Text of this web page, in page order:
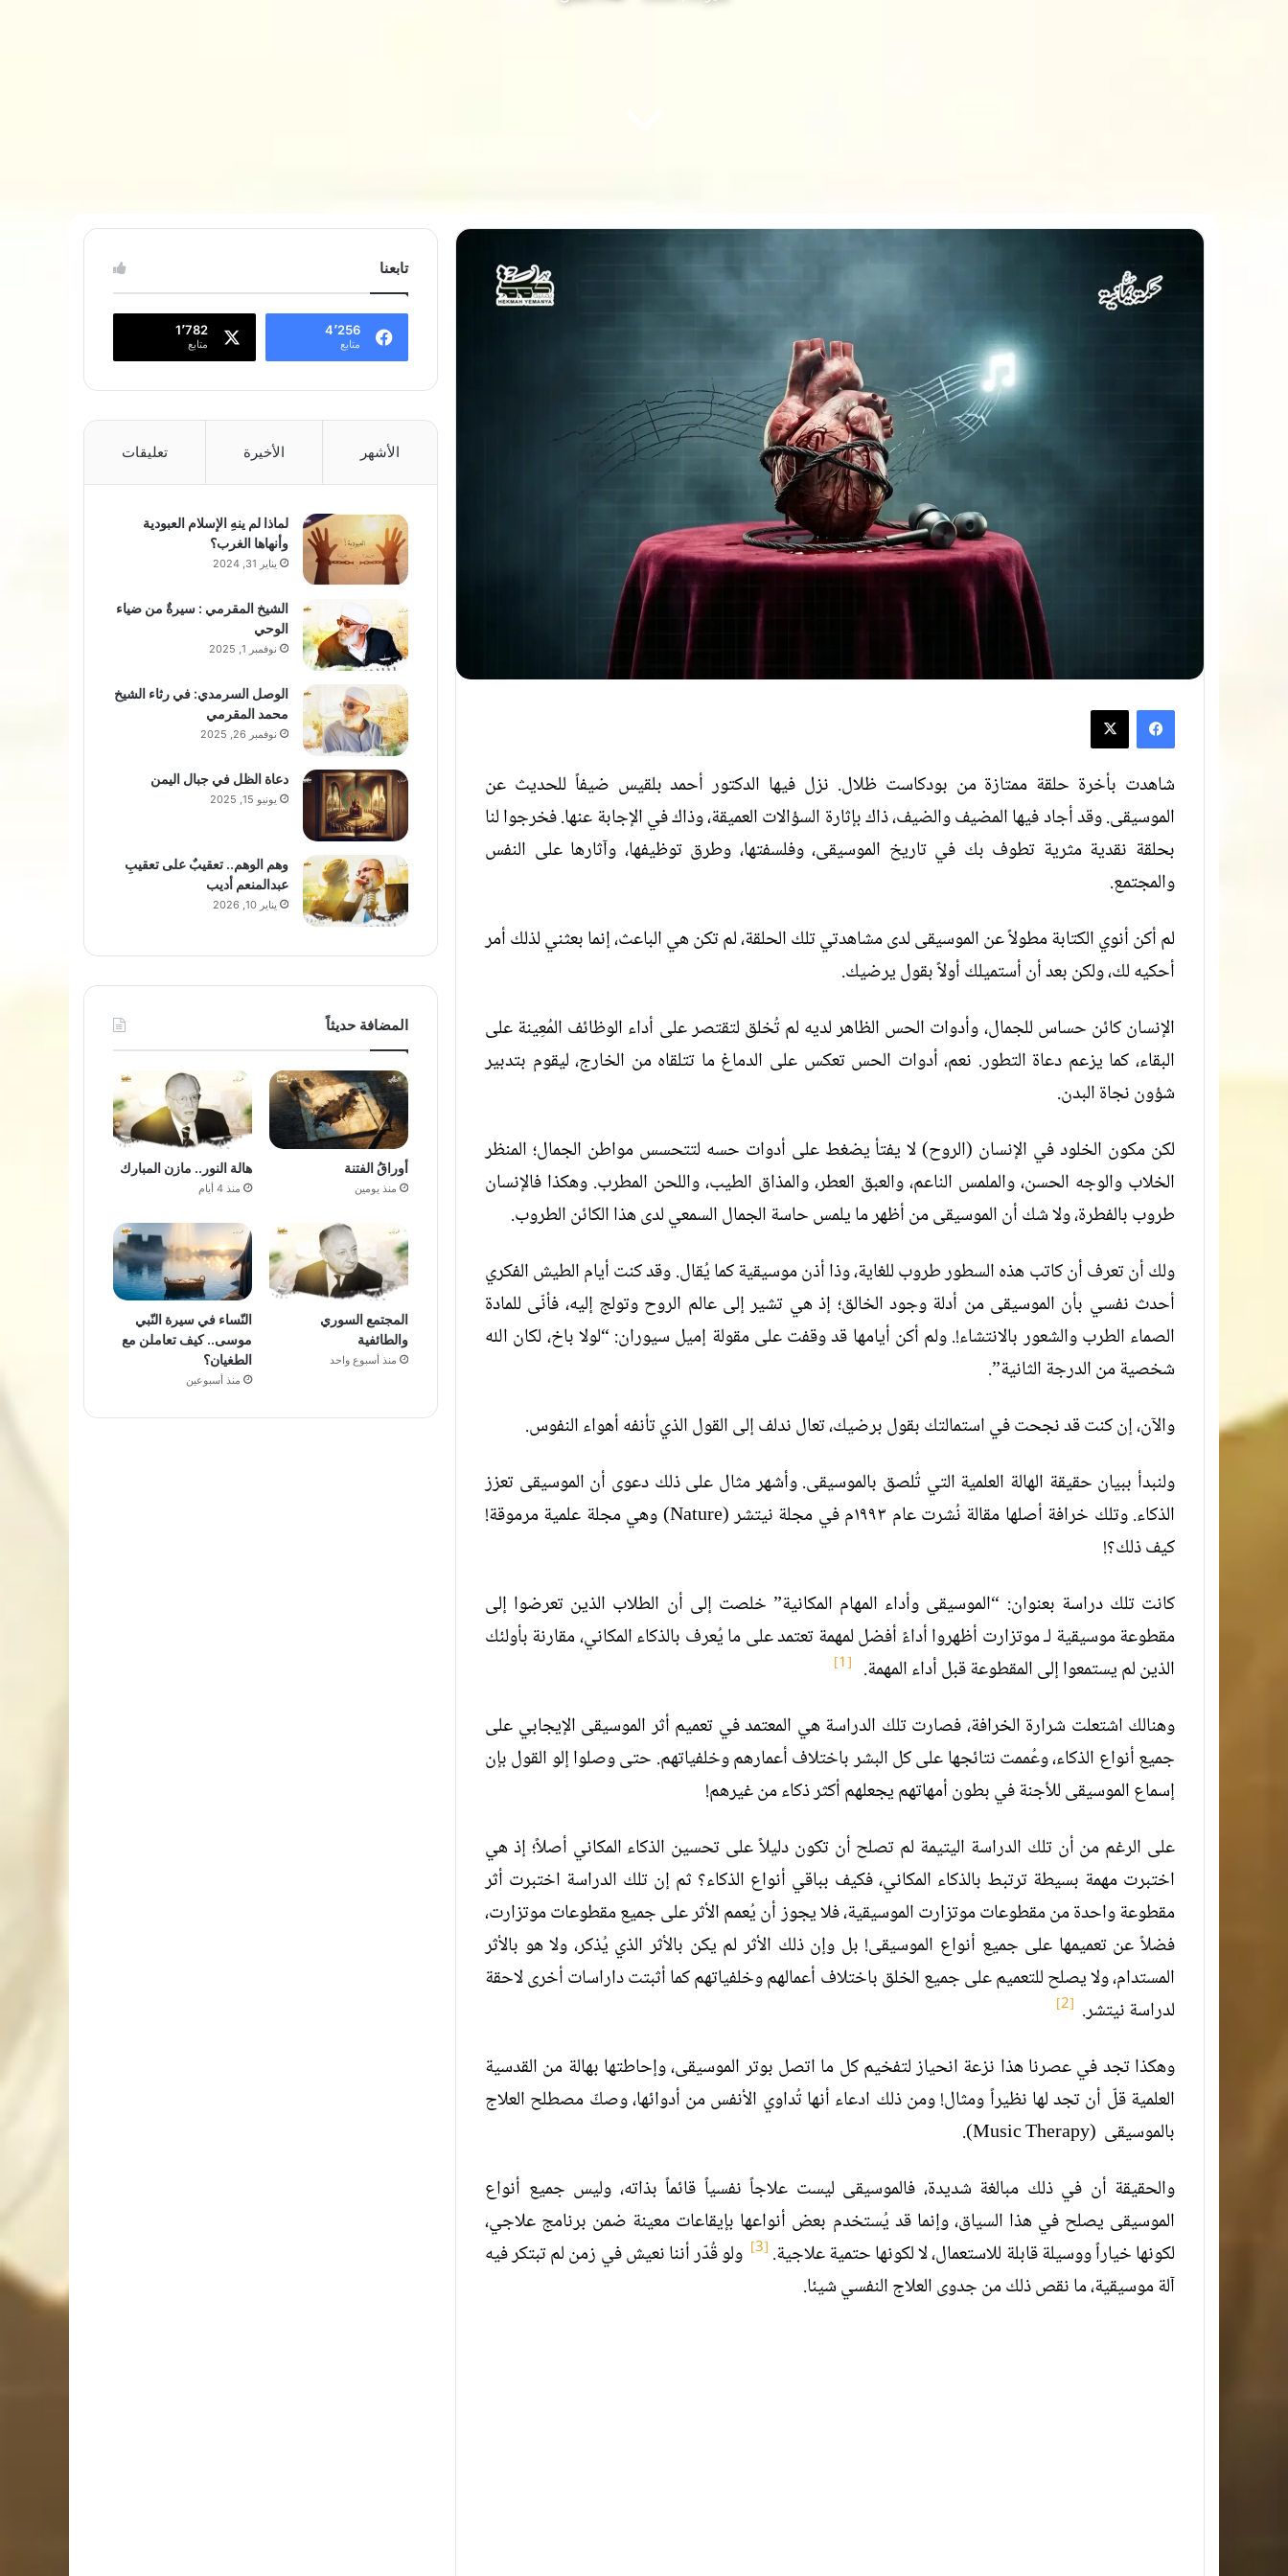
فيسبوك ‫X
شاهدت بأخرة حلقة ممتازة من بودكاست ظلال. نزل فيها الدكتور أحمد بلقيس ضيفاً للحديث عن
الموسيقى. وقد أجاد فيها المضيف والضيف، ذاك بإثارة السؤالات العميقة، وذاك في الإجابة عنها. فخرجوا لنا
بحلقة نقدية مثرية تطوف بك في تاريخ الموسيقى، وفلسفتها، وطرق توظيفها، وآثارها على النفس
والمجتمع.
لم أكن أنوي الكتابة مطولاً عن الموسيقى لدى مشاهدتي تلك الحلقة، لم تكن هي الباعث، إنما بعثني لذلك أمر
أحكيه لك، ولكن بعد أن أستميلك أولاً بقول يرضيك.
الإنسان كائن حساس للجمال، وأدوات الحس الظاهر لديه لم تُخلق لتقتصر على أداء الوظائف المُعِينة على
البقاء، كما يزعم دعاة التطور. نعم، أدوات الحس تعكس على الدماغ ما تتلقاه من الخارج، ليقوم بتدبير
شؤون نجاة البدن.
لكن مكون الخلود في الإنسان (الروح) لا يفتأ يضغط على أدوات حسه لتتحسس مواطن الجمال؛ المنظر
الخلاب والوجه الحسن، والملمس الناعم، والعبق العطر، والمذاق الطيب، واللحن المطرب. وهكذا فالإنسان
طروب بالفطرة، ولا شك أن الموسيقى من أظهر ما يلمس حاسة الجمال السمعي لدى هذا الكائن الطروب.
ولك أن تعرف أن كاتب هذه السطور طروب للغاية، وذا أذن موسيقية كما يُقال. وقد كنت أيام الطيش الفكري
أحدث نفسي بأن الموسيقى من أدلة وجود الخالق؛ إذ هي تشير إلى عالم الروح وتولج إليه، فأنّى للمادة
الصماء الطرب والشعور بالانتشاء!. ولم أكن أيامها قد وقفت على مقولة إميل سيوران: “لولا باخ، لكان الله
شخصية من الدرجة الثانية”.
والآن، إن كنت قد نجحت في استمالتك بقول برضيك، تعال ندلف إلى القول الذي تأنفه أهواء النفوس.
ولنبدأ ببيان حقيقة الهالة العلمية التي تُلصق بالموسيقى. وأشهر مثال على ذلك دعوى أن الموسيقى تعزز
الذكاء. وتلك خرافة أصلها مقالة نُشرت عام ١٩٩٣م في مجلة نيتشر (Nature) وهي مجلة علمية مرموقة!
كيف ذلك؟!
كانت تلك دراسة بعنوان: “الموسيقى وأداء المهام المكانية” خلصت إلى أن الطلاب الذين تعرضوا إلى
مقطوعة موسيقية لـ موتزارت أظهروا أداءً أفضل لمهمة تعتمد على ما يُعرف بالذكاء المكاني، مقارنة بأولئك
الذين لم يستمعوا إلى المقطوعة قبل أداء المهمة. [1]
وهنالك اشتعلت شرارة الخرافة، فصارت تلك الدراسة هي المعتمد في تعميم أثر الموسيقى الإيجابي على
جميع أنواع الذكاء، وعُممت نتائجها على كل البشر باختلاف أعمارهم وخلفياتهم. حتى وصلوا إلو القول بإن
إسماع الموسيقى للأجنة في بطون أمهاتهم يجعلهم أكثر ذكاء من غيرهم!
على الرغم من أن تلك الدراسة اليتيمة لم تصلح أن تكون دليلاً على تحسين الذكاء المكاني أصلاً؛ إذ هي
اختبرت مهمة بسيطة ترتبط بالذكاء المكاني، فكيف بباقي أنواع الذكاء؟ ثم إن تلك الدراسة اختبرت أثر
مقطوعة واحدة من مقطوعات موتزارت الموسيقية، فلا يجوز أن يُعمم الأثر على جميع مقطوعات موتزارت،
فضلاً عن تعميمها على جميع أنواع الموسيقى! بل وإن ذلك الأثر لم يكن بالأثر الذي يُذكر، ولا هو بالأثر
المستدام، ولا يصلح للتعميم على جميع الخلق باختلاف أعمالهم وخلفياتهم كما أثبتت داراسات أخرى لاحقة
لدراسة نيتشر. [2]
وهكذا تجد في عصرنا هذا نزعة انحياز لتفخيم كل ما اتصل بوتر الموسيقى، وإحاطتها بهالة من القدسية
العلمية قلّ أن تجد لها نظيراً ومثال! ومن ذلك ادعاء أنها تُداوي الأنفس من أدوائها، وصكّ مصطلح العلاج
بالموسيقى (Music Therapy).
والحقيقة أن في ذلك مبالغة شديدة، فالموسيقى ليست علاجاً نفسياً قائماً بذاته، وليس جميع أنواع
الموسيقى يصلح في هذا السياق، وإنما قد يُستخدم بعض أنواعها بإيقاعات معينة ضمن برنامج علاجي،
لكونها خياراً ووسيلة قابلة للاستعمال، لا لكونها حتمية علاجية. [3]
ولو قُدّر أننا نعيش في زمن لم تبتكر فيه
آلة موسيقية، ما نقص ذلك من جدوى العلاج النفسي شيئا.
تابعنا
4٬256
متابع
1٬782
متابع
الأشهر الأخيرة تعليقات
لماذا لم ينهِ الإسلام العبودية
وأنهاها الغرب؟
يناير 31, 2024
الشيخ المقرمي : سيرةٌ من ضياء
الوحي
نوفمبر 1, 2025
الوصل السرمدي: في رثاء الشيخ
محمد المقرمي
نوفمبر 26, 2025
دعاة الظل في جبال اليمن
يونيو 15, 2025
وهم الوهم.. تعقيبٌ على تعقيبِ
عبدالمنعم أديب
يناير 10, 2026
المضافة حديثاً
أوراقُ الفتنة
منذ يومين
هالة النور.. مازن المبارك
منذ 4 أيام
المجتمع السوري
والطائفية
منذ أسبوع واحد
النّساء في سيرة النّبي
موسى.. كيف تعاملن مع
الطغيان؟
منذ أسبوعين